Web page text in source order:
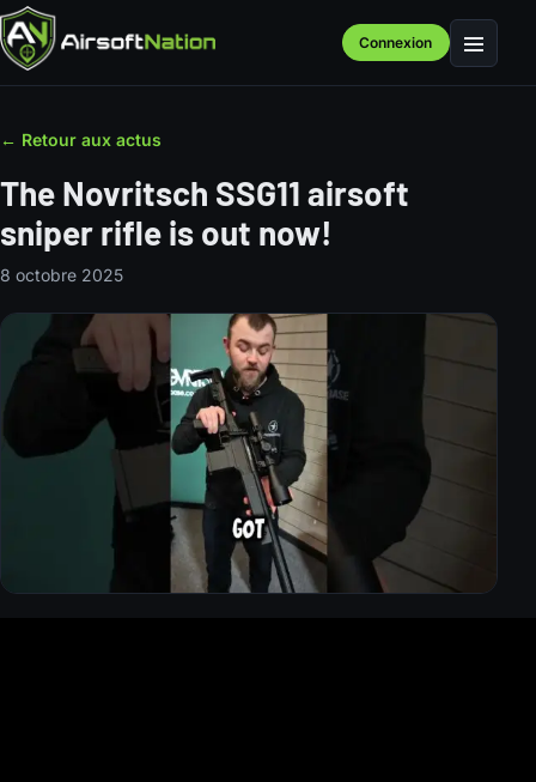
Connexion Menu
← Retour aux actus
The Novritsch SSG11 airsoft
sniper rifle is out now!
8 octobre 2025